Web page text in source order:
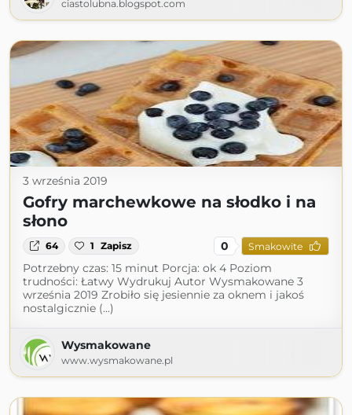
ciastolubna.blogspot.com
3 września 2019
Gofry marchewkowe na słodko i na
słono
64 1 Zapisz 0 Smakowite
Potrzebny czas: 15 minut Porcja: ok 4 Poziom
trudności: Łatwy Wydrukuj Autor Wysmakowane 3
września 2019 Zrobiło się jesiennie za oknem i jakoś
nostalgicznie (...)
Wysmakowane
www.wysmakowane.pl